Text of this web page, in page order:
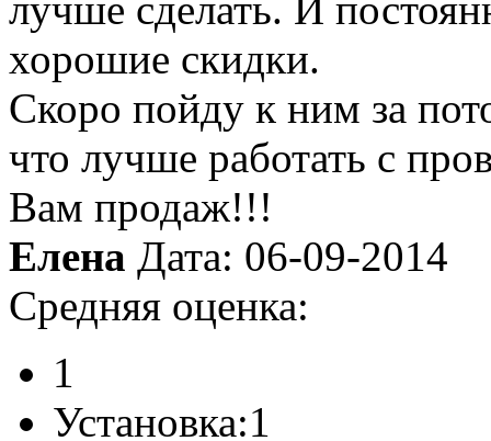
лучше сделать. И
хорошие скидки.
Скоро пойду к ним за
что лучше работать с
Вам продаж!!!
Елена Дата: 06-09-2014
Средняя оценка:
1
Установка:1